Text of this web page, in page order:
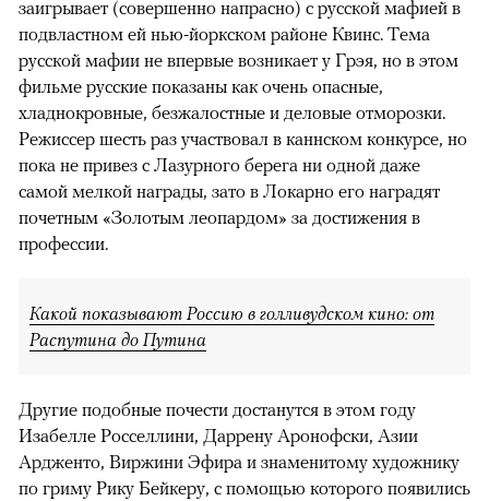
заигрывает (совершенно напрасно) с русской мафией в
подвластном ей нью-йоркском районе Квинс. Тема
русской мафии не впервые возникает у Грэя, но в этом
фильме русские показаны как очень опасные,
хладнокровные, безжалостные и деловые отморозки.
Режиссер шесть раз участвовал в каннском конкурсе, но
пока не привез с Лазурного берега ни одной даже
самой мелкой награды, зато в Локарно его наградят
почетным «Золотым леопардом» за достижения в
профессии.
Какой показывают Россию в голливудском кино: от
Распутина до Путина
Другие подобные почести достанутся в этом году
Изабелле Росселлини, Даррену Аронофски, Азии
Ардженто, Виржини Эфира и знаменитому художнику
по гриму Рику Бейкеру, с помощью которого появились